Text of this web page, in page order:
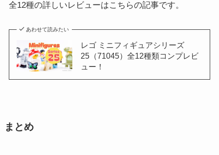
全12種の詳しいレビューはこちらの記事です。
あわせて読みたい
レゴ ミニフィギュアシリーズ
25（71045）全12種類コンプレビ
ュー！
まとめ